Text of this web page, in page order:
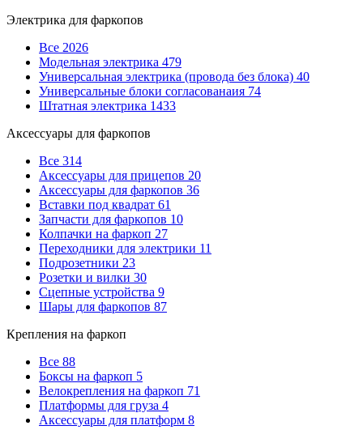
Электрика для фаркопов
Все 2026
Модельная электрика 479
Универсальная электрика (провода без блока) 40
Универсальные блоки согласованаия 74
Штатная электрика 1433
Аксессуары для фаркопов
Все 314
Аксессуары для прицепов 20
Аксессуары для фаркопов 36
Вставки под квадрат 61
Запчасти для фаркопов 10
Колпачки на фаркоп 27
Переходники для электрики 11
Подрозетники 23
Розетки и вилки 30
Сцепные устройства 9
Шары для фаркопов 87
Крепления на фаркоп
Все 88
Боксы на фаркоп 5
Велокрепления на фаркоп 71
Платформы для груза 4
Аксессуары для платформ 8